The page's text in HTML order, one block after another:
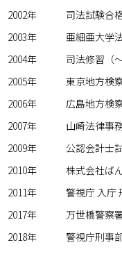
2002年
司法試験合
2003年
亜細亜大学
2004年
司法修習（
2005年
東京地方検
2006年
広島地方検
2007年
山崎法律事
2009年
公認会計士
2010年
株式会社ば
2011年
警視庁 入庁
2017年
万世橋警察
2018年
警視庁刑事